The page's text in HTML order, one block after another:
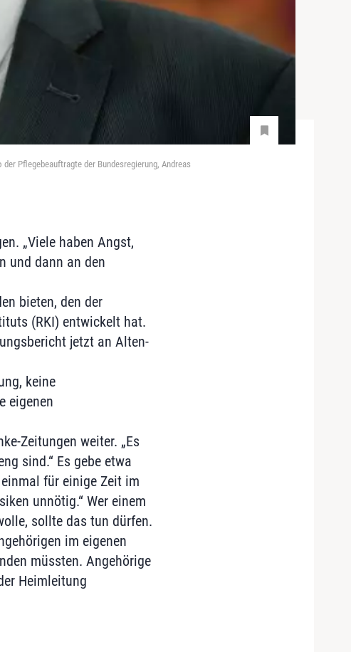
Pflegebeauftragte der Bundesregierung, Andreas
„Viele haben Angst,
und dann an den
bieten, den der
(RKI) entwickelt hat.
jetzt an Alten-
keine
eigenen
Zeitungen weiter. „Es
sind.“ Es gebe etwa
für einige Zeit im
unnötig.“ Wer einem
sollte das tun dürfen.
im eigenen
müssten. Angehörige
Heimleitung